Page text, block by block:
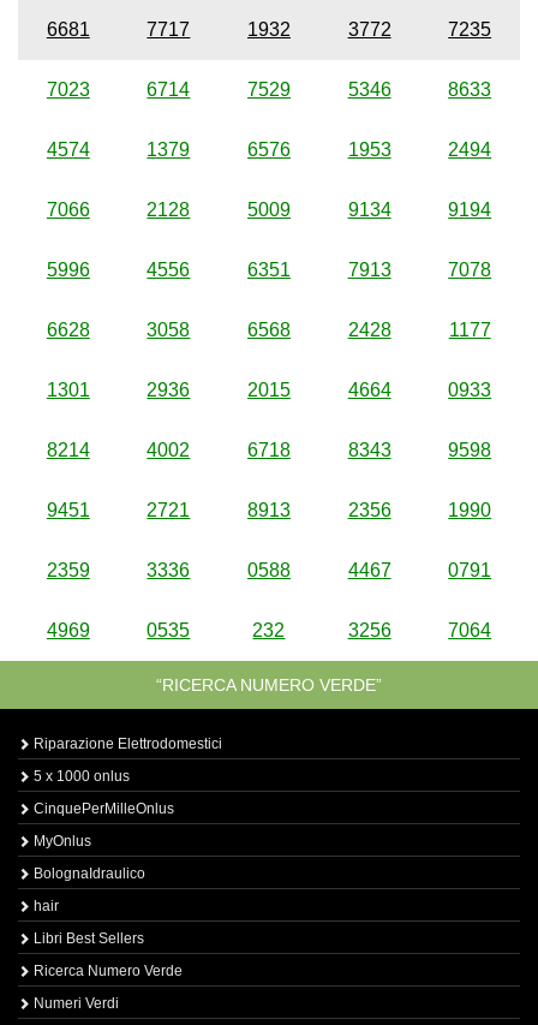
6681 7717 1932 3772 7235
7023 6714 7529 5346 8633
4574 1379 6576 1953 2494
7066 2128 5009 9134 9194
5996 4556 6351 7913 7078
6628 3058 6568 2428 1177
1301 2936 2015 4664 0933
8214 4002 6718 8343 9598
9451 2721 8913 2356 1990
2359 3336 0588 4467 0791
4969 0535 232 3256 7064
“RICERCA NUMERO VERDE”
Riparazione Elettrodomestici
5 x 1000 onlus
CinquePerMilleOnlus
MyOnlus
BolognaIdraulico
hair
Libri Best Sellers
Ricerca Numero Verde
Numeri Verdi